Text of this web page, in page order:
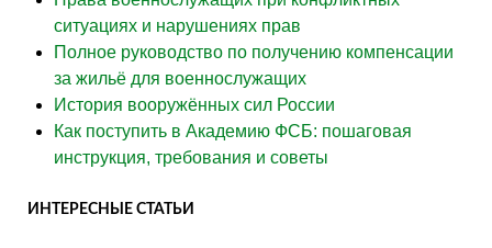
ситуациях и нарушениях прав
Полное руководство по получению компенсации
за жильё для военнослужащих
История вооружённых сил России
Как поступить в Академию ФСБ: пошаговая
инструкция, требования и советы
ИНТЕРЕСНЫЕ СТАТЬИ